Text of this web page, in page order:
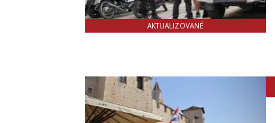
AKTUALIZOVANÉ